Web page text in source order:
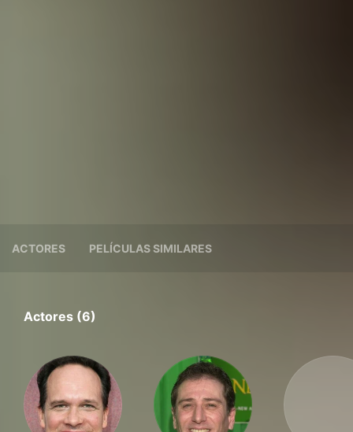
ACTORES PELÍCULAS SIMILARES
Actores (6)